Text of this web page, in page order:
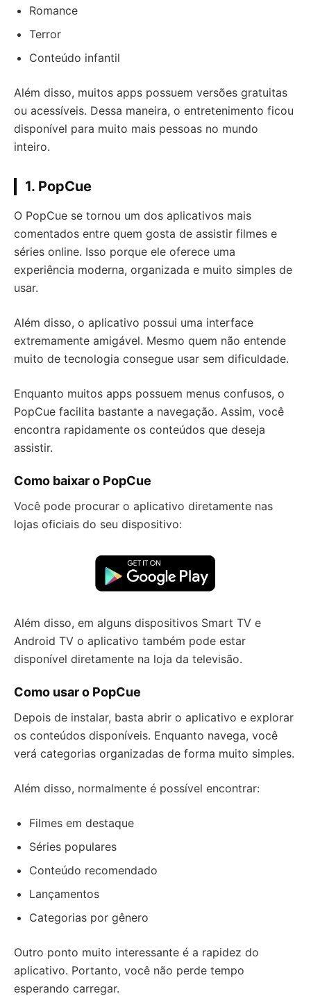
Romance
Terror
Conteúdo infantil
Além disso, muitos apps possuem versões gratuitas
ou acessíveis. Dessa maneira, o entretenimento ficou
disponível para muito mais pessoas no mundo
inteiro.
1. PopCue
O PopCue se tornou um dos aplicativos mais
comentados entre quem gosta de assistir filmes e
séries online. Isso porque ele oferece uma
experiência moderna, organizada e muito simples de
usar.
Além disso, o aplicativo possui uma interface
extremamente amigável. Mesmo quem não entende
muito de tecnologia consegue usar sem dificuldade.
Enquanto muitos apps possuem menus confusos, o
PopCue facilita bastante a navegação. Assim, você
encontra rapidamente os conteúdos que deseja
assistir.
Como baixar o PopCue
Você pode procurar o aplicativo diretamente nas
lojas oficiais do seu dispositivo:
Além disso, em alguns dispositivos Smart TV e
Android TV o aplicativo também pode estar
disponível diretamente na loja da televisão.
Como usar o PopCue
Depois de instalar, basta abrir o aplicativo e explorar
os conteúdos disponíveis. Enquanto navega, você
verá categorias organizadas de forma muito simples.
Além disso, normalmente é possível encontrar:
Filmes em destaque
Séries populares
Conteúdo recomendado
Lançamentos
Categorias por gênero
Outro ponto muito interessante é a rapidez do
aplicativo. Portanto, você não perde tempo
esperando carregar.